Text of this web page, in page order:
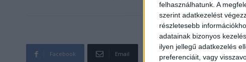
felhasználhatunk. A
szerint adatkezelést
részletesebb
adatainak bizonyos
ilyen jellegű adatkezelés
preferenciáit, vagy
Facebook Email